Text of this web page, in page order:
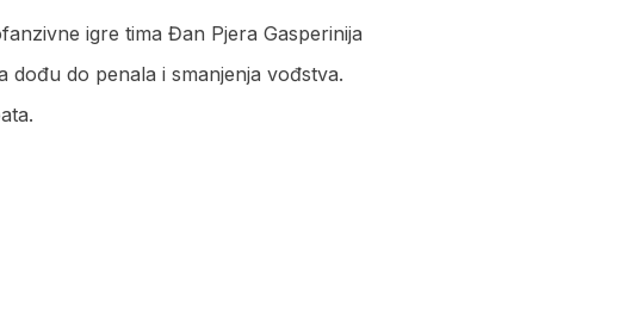
igre tima Đan Pjera Gasperinija
dođu do penala i smanjenja vođstva.